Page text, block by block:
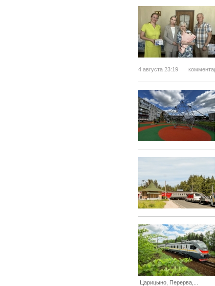
4 августа 23:19
Царицыно, Перерва,...